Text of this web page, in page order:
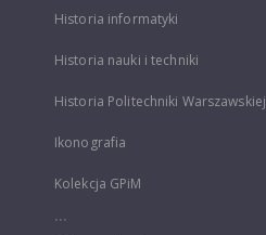
Historia informatyki
Historia nauki i techniki
Historia Politechniki Warszawskiej
Ikonografia
Kolekcja GPiM
...